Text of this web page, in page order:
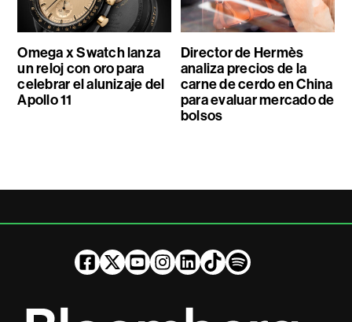
Omega x Swatch lanza
un reloj con oro para
celebrar el alunizaje del
Apollo 11
Director de Hermès
analiza precios de la
carne de cerdo en China
para evaluar mercado de
bolsos